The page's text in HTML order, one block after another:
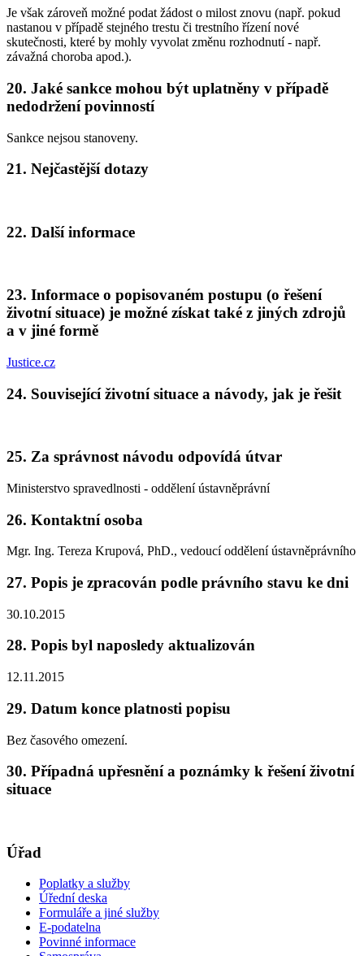
Je však zároveň možné podat žádost o milost znovu (např. pokud
nastanou v případě stejného trestu či trestního řízení nové
skutečnosti, které by mohly vyvolat změnu rozhodnutí - např.
závažná choroba apod.).
20. Jaké sankce mohou být uplatněny v případě
nedodržení povinností
Sankce nejsou stanoveny.
21. Nejčastější dotazy
22. Další informace
23. Informace o popisovaném postupu (o řešení
životní situace) je možné získat také z jiných zdrojů
a v jiné formě
Justice.cz
24. Související životní situace a návody, jak je řešit
25. Za správnost návodu odpovídá útvar
Ministerstvo spravedlnosti - oddělení ústavněprávní
26. Kontaktní osoba
Mgr. Ing. Tereza Krupová, PhD., vedoucí oddělení ústavněprávního
27. Popis je zpracován podle právního stavu ke dni
30.10.2015
28. Popis byl naposledy aktualizován
12.11.2015
29. Datum konce platnosti popisu
Bez časového omezení.
30. Případná upřesnění a poznámky k řešení životní
situace
Úřad
Poplatky a služby
Úřední deska
Formuláře a jiné služby
E-podatelna
Povinné informace